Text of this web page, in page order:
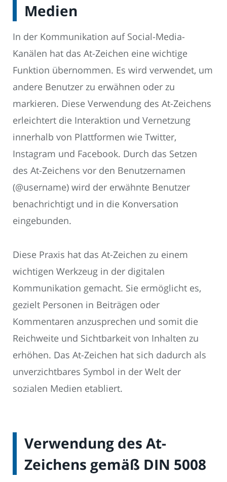
Medien
In der Kommunikation auf Social-Media-
Kanälen hat das At-Zeichen eine wichtige
Funktion übernommen. Es wird verwendet, um
andere Benutzer zu erwähnen oder zu
markieren. Diese Verwendung des At-Zeichens
erleichtert die Interaktion und Vernetzung
innerhalb von Plattformen wie Twitter,
Instagram und Facebook. Durch das Setzen
des At-Zeichens vor den Benutzernamen
(@username) wird der erwähnte Benutzer
benachrichtigt und in die Konversation
eingebunden.
Diese Praxis hat das At-Zeichen zu einem
wichtigen Werkzeug in der digitalen
Kommunikation gemacht. Sie ermöglicht es,
gezielt Personen in Beiträgen oder
Kommentaren anzusprechen und somit die
Reichweite und Sichtbarkeit von Inhalten zu
erhöhen. Das At-Zeichen hat sich dadurch als
unverzichtbares Symbol in der Welt der
sozialen Medien etabliert.
Verwendung des At-
Zeichens gemäß DIN 5008